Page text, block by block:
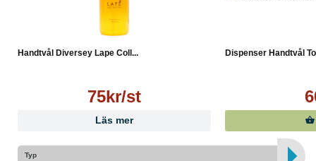
Handtvål Diversey Lape Coll...
75kr/st
Läs mer
Dispenser Handtvål
Typ